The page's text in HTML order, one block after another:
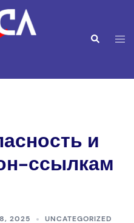
Pesquisar
и
ссылкам
2025 UNCATEGORIZED